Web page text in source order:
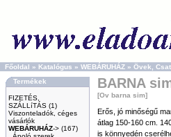
Főoldal » Katalógus » WEBÁRUHÁZ » Övek,
Termékek
FIZETÉS,
SZÁLLíTÁS (1)
Viszonteladók, céges
vásárlók
WEBÁRUHÁZ-> (167)
BARNA
[Ov barna sim]
Erős, jó minőségű
átlag 150-160 cm.
is könnyedén